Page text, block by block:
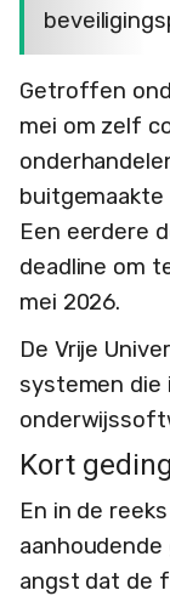
Getroffen
mei om zelf
buitgemaakte
Een eerdere
deadline om
mei 2026.
De Vrije
systemen die
Kort
En in de
angst dat de